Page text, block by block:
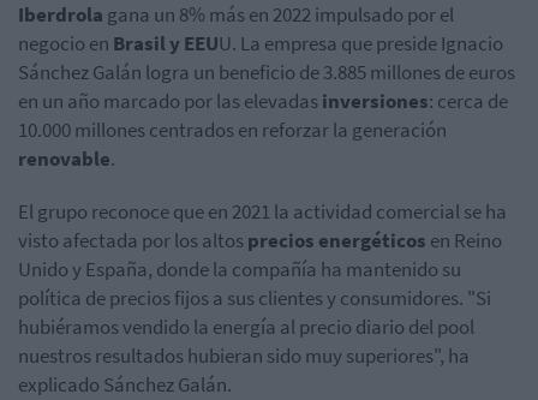
Iberdrola gana un 8% más en 2022 impulsado por el
negocio en Brasil yEEUU. La empresa que preside Ignacio
Sánchez Galán logra un beneficio de 3.885 millones de euros
en un año marcado por las elevadasinversiones: cerca de
10.000 millones centrados en reforzar la generación
renovable.
El grupo reconoce que en 2021 la actividad comercial se ha
visto afectada por los altosprecios energéticos en Reino
Unido y España, donde la compañía ha mantenido su
política de precios fijos a sus clientes y consumidores. "Si
hubiéramos vendido la energía al precio diario del pool
nuestros resultados hubieran sido muy superiores", ha
explicado Sánchez Galán.